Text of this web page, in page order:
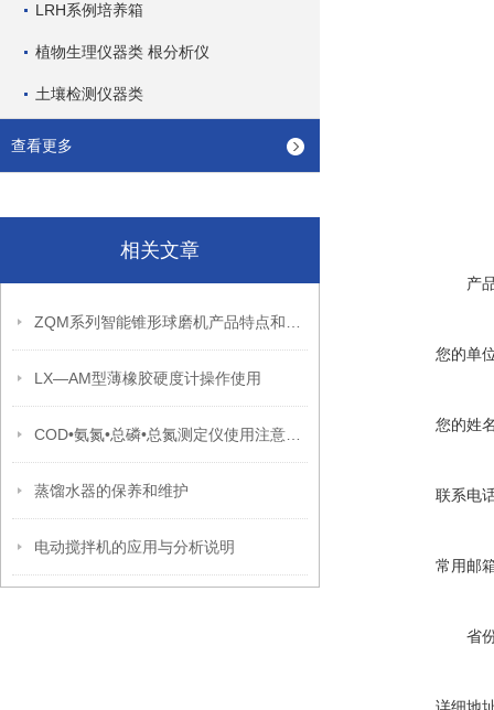
LRH系例培养箱
植物生理仪器类 根分析仪
土壤检测仪器类
查看更多
相关文章
LX—AM型薄橡胶硬度计操作使用
蒸馏水器的保养和维护
电动搅拌机的应用与分析说明
产
您的单
您的姓
联系电
常用邮
省